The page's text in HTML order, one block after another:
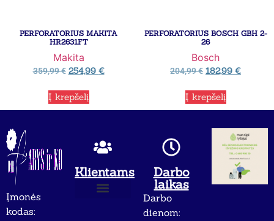
PERFORATORIUS MAKITA
HR2631FT
Makita
359,99€ 254,99 €
Į krepšelį
PERFORATORIUS BOSCH GBH 2-
26
Bosch
204,99€ 182,99 €
Į krepšelį
Įmonės
kodas:
Klientams
Darbo
laikas
Darbo
dienom: